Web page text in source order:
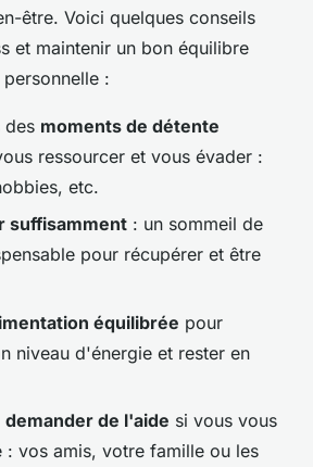
être. Voici quelques conseils
et maintenir un bon équilibre
:
des moments de détente
ressourcer et vous évader :
etc.
suffisamment : un sommeil de
pour récupérer et être
équilibrée pour
niveau d'énergie et rester en
demander de l'aide si vous vous
: vos amis, votre famille ou les